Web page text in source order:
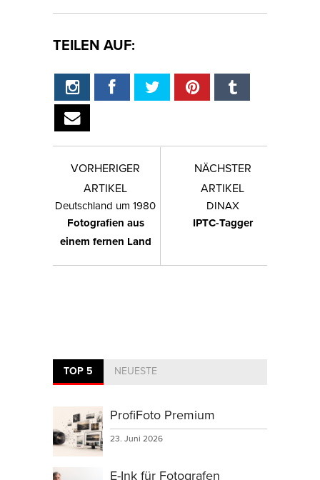
TEILEN AUF:
VORHERIGER
ARTIKEL
Deutschland um 1980
Fotografien aus
einem fernen Land
NÄCHSTER
ARTIKEL
DINAX
IPTC-Tagger
TOP 5 NEUESTE
ProfiFoto Premium
23. Juni 2026
E-Ink für Fotografen